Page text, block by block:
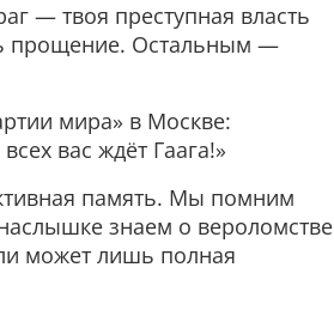
— твоя преступная власть
прощение. Остальным —
мира» в Москве:
вас ждёт Гаага!»
память. Мы помним
знаем о вероломстве
может лишь полная